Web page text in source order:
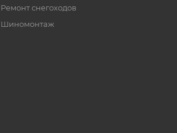
Ремонт снегоходов
Шиномонтаж